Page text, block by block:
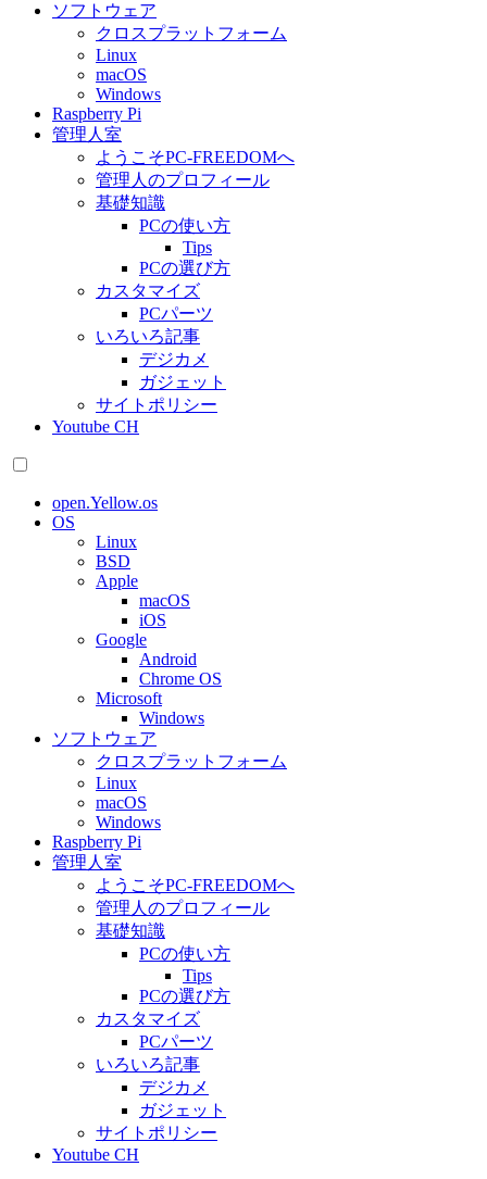
ソフトウェア
クロスプラットフォーム
Linux
macOS
Windows
Raspberry Pi
管理人室
ようこそPC-FREEDOMへ
管理人のプロフィール
基礎知識
PCの使い方
Tips
PCの選び方
カスタマイズ
PCパーツ
いろいろ記事
デジカメ
ガジェット
サイトポリシー
Youtube CH
open.Yellow.os
OS
Linux
BSD
Apple
macOS
iOS
Google
Android
Chrome OS
Microsoft
Windows
ソフトウェア
クロスプラットフォーム
Linux
macOS
Windows
Raspberry Pi
管理人室
ようこそPC-FREEDOMへ
管理人のプロフィール
基礎知識
PCの使い方
Tips
PCの選び方
カスタマイズ
PCパーツ
いろいろ記事
デジカメ
ガジェット
サイトポリシー
Youtube CH